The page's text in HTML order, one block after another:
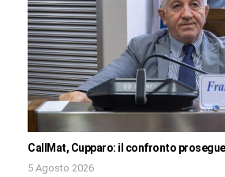
CallMat, Cupparo: il confronto prosegue
5 Agosto 2026